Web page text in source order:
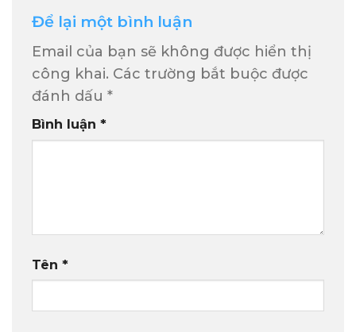
Để lại một bình luận
Email của bạn sẽ không được hiển thị
công khai. Các trường bắt buộc được
đánh dấu *
Bình luận *
Tên *